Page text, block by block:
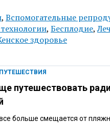
, Вспомогательные
, Бесплодие,
здоровье
ПУТЕШЕСТВИЯ
путешествовать ради
больше смещается от